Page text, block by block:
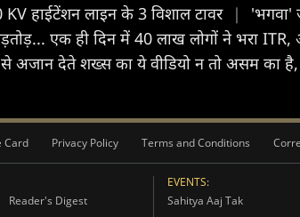
हाईटेंशन लाइन के 3 विशाल टावर |
'भगवा'
एक ही दिन में 40 लाख लोगों ने भरा
अजान देते शख्स का ये वीडियो न तो असम का
Card Privacy Policy Terms and Conditions
Reader's Digest
EVENTS:
Sahitya Aaj Tak